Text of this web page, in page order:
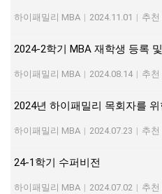
하이패밀리 MBA | 2024.11.01 | 추천
2024-2학기 MBA 재학생 등록
하이패밀리 MBA | 2024.08.14 | 추천
2024년 하이패밀리 목회자를
하이패밀리 MBA | 2024.07.23 | 추천
24-1학기 수퍼비전
하이패밀리 MBA | 2024.07.02 | 추천